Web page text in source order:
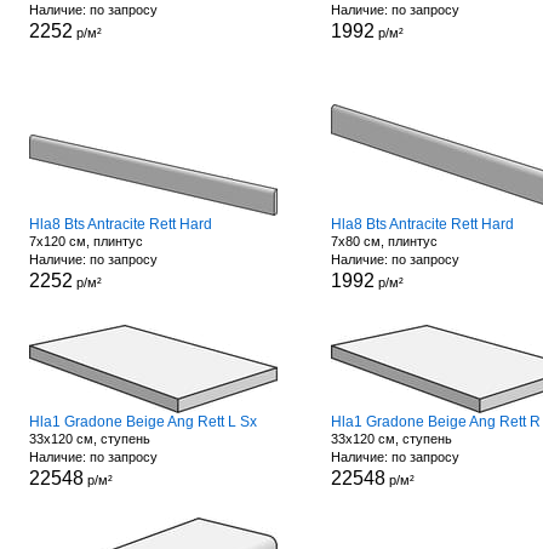
Наличие: по запросу
2252 р/м²
Наличие: по запросу
1992 р/м²
Hla8 Bts Antracite Rett Hard
7x120 см, плинтус
Наличие: по запросу
2252 р/м²
Hla8 Bts Antracite Rett Hard
7x80 см, плинтус
Наличие: по запросу
1992 р/м²
Hla1 Gradone Beige Ang Rett L Sx
33x120 см, ступень
Наличие: по запросу
22548р/м²
Hla1 Gradone Beige Ang Rett
33x120 см, ступень
Наличие: по запросу
22548р/м²